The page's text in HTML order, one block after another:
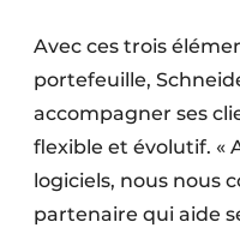
Avec ces trois
portefeuille,
accompagner ses
flexible et évolutif. «
logiciels, nous nous
partenaire qui aide